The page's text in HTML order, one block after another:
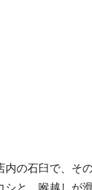
の石臼で、そ
シと、喉越しが